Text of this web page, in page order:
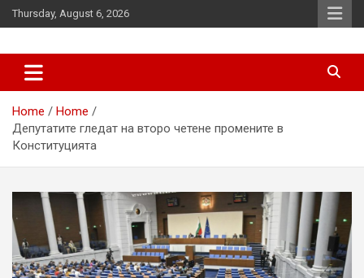
Skip
to
Thursday, August 6, 2026
d7-news.com
Home
Home
Депутатите гледат на второ четене промените в
Конституцията